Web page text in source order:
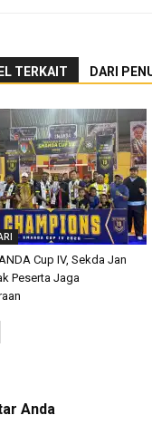
TERKAIT DARI
Cup IV, Sekda Jan
Peserta Jaga
Anda